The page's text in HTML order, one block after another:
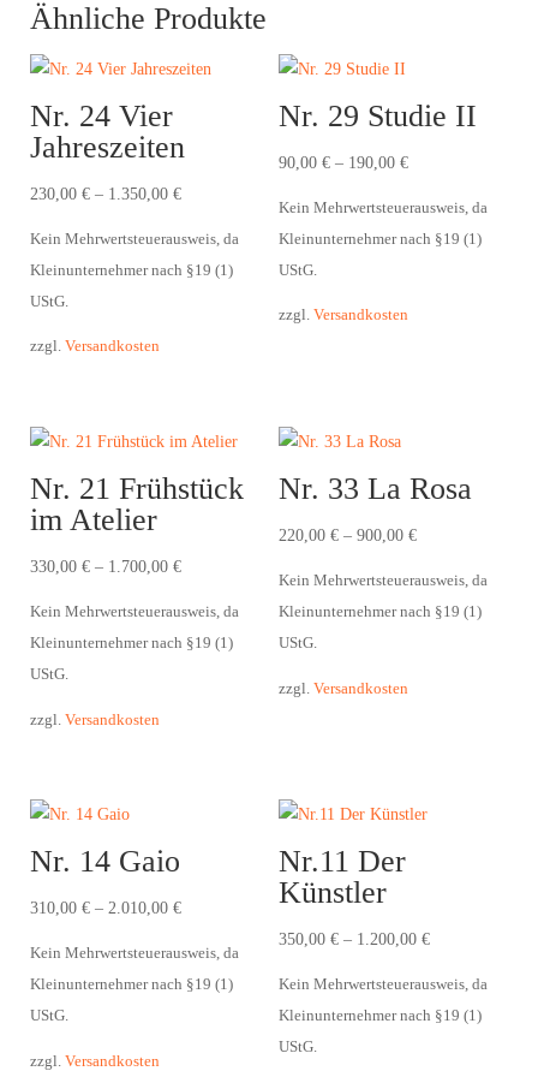
Ähnliche Produkte
Nr. 24 Vier
Jahreszeiten
230,00 € – 1.350,00 €
Kein Mehrwertsteuerausweis, da
Kleinunternehmer nach §19 (1)
UStG.
zzgl. Versandkosten
Nr. 29 Studie II
90,00 €– 190,00 €
Kein Mehrwertsteuerausweis, da
Kleinunternehmer nach §19 (1)
UStG.
zzgl. Versandkosten
Nr. 21 Frühstück
im Atelier
330,00 € – 1.700,00 €
Kein Mehrwertsteuerausweis, da
Kleinunternehmer nach §19 (1)
UStG.
zzgl. Versandkosten
Nr. 33 La Rosa
220,00 €– 900,00 €
Kein Mehrwertsteuerausweis, da
Kleinunternehmer nach §19 (1)
UStG.
zzgl. Versandkosten
Nr. 14 Gaio
310,00 € – 2.010,00 €
Kein Mehrwertsteuerausweis, da
Kleinunternehmer nach §19 (1)
UStG.
zzgl. Versandkosten
Nr.11 Der
Künstler
350,00 €– 1.200,00 €
Kein Mehrwertsteuerausweis, da
Kleinunternehmer nach §19 (1)
UStG.